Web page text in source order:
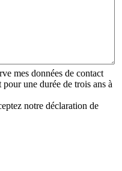
mes données de contact
une durée de trois ans à
notre déclaration de